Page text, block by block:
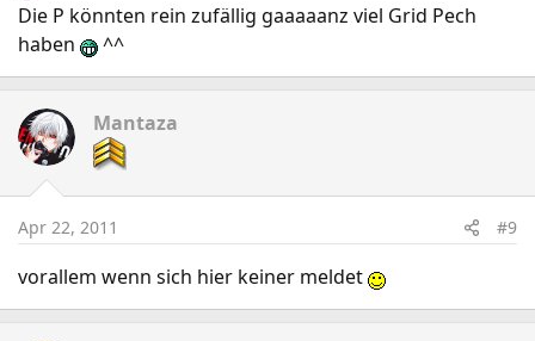
Die P könnten rein zufällig gaaaaanz viel Grid Pech
haben
^^
Mantaza
Apr 22, 2011 #9
vorallem wenn sich hier keiner meldet